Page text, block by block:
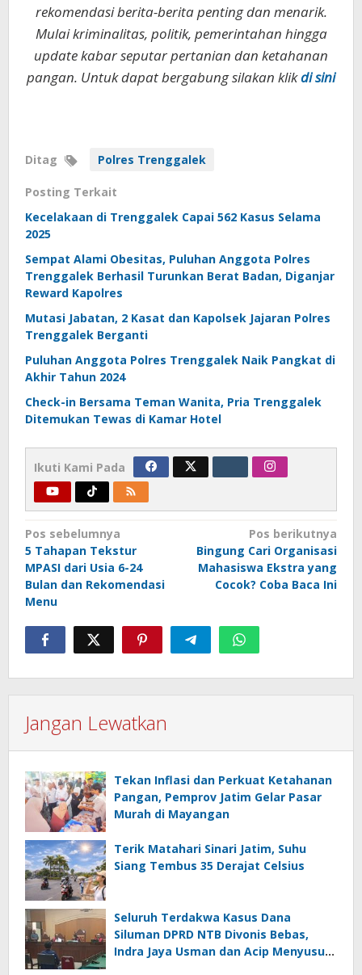
rekomendasi berita-berita penting dan menarik.
Mulai kriminalitas, politik, pemerintahan hingga
update kabar seputar pertanian dan ketahanan
pangan. Untuk dapat bergabung silakan klikdi sini
Ditag Polres Trenggalek
Posting Terkait
Kecelakaan di Trenggalek Capai 562 Kasus Selama
2025
Sempat Alami Obesitas, Puluhan Anggota Polres
Trenggalek Berhasil Turunkan Berat Badan, Diganjar
Reward Kapolres
Mutasi Jabatan, 2 Kasat dan Kapolsek Jajaran Polres
Trenggalek Berganti
Puluhan Anggota Polres Trenggalek Naik Pangkat di
Akhir Tahun 2024
Check-in Bersama Teman Wanita, Pria Trenggalek
Ditemukan Tewas di Kamar Hotel
Ikuti Kami Pada
Navigasi
pos
Pos sebelumnya
5 Tahapan Tekstur
MPASI dari Usia 6-24
Bulan dan Rekomendasi
Menu
Pos berikutnya
Bingung Cari Organisasi
Mahasiswa Ekstra yang
Cocok? Coba Baca Ini
Jangan Lewatkan
Tekan Inflasi dan Perkuat Ketahanan
Pangan, Pemprov Jatim Gelar Pasar
Murah di Mayangan
Terik Matahari Sinari Jatim, Suhu
Siang Tembus 35 Derajat Celsius
Seluruh Terdakwa Kasus Dana
Siluman DPRD NTB Divonis Bebas,
Indra Jaya Usman dan Acip Menyusul